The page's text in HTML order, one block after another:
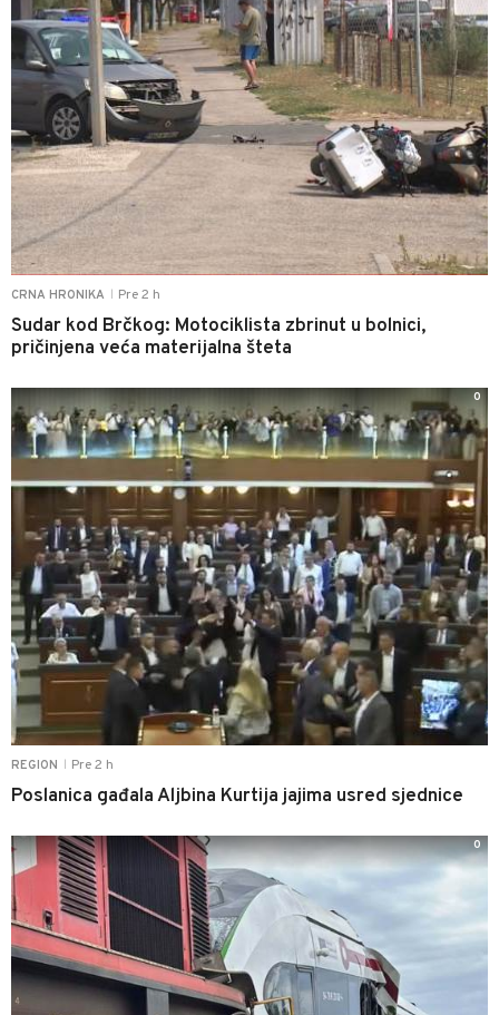
CRNA HRONIKA Pre 2 h
Sudar kod Brčkog: Motociklista zbrinut u bolnici,
pričinjena veća materijalna šteta
REGION Pre 2 h
Poslanica gađala Aljbina Kurtija jajima usred sjednice
0
0